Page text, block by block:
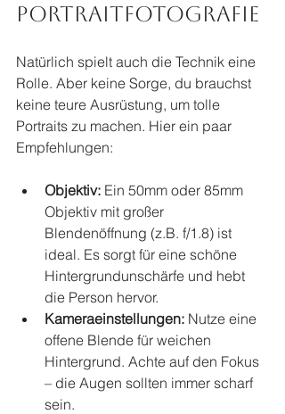
Portraitfotografie
Natürlich spielt auch die Technik eine
Rolle. Aber keine Sorge, du brauchst
keine teure Ausrüstung, um tolle
Portraits zu machen. Hier ein paar
Empfehlungen:
Objektiv: Ein 50mm oder 85mm
Objektiv mit großer
Blendenöffnung (z.B. f/1.8) ist
ideal. Es sorgt für eine schöne
Hintergrundunschärfe und hebt
die Person hervor.
Kameraeinstellungen: Nutze eine
offene Blende für weichen
Hintergrund. Achte auf den Fokus
– die Augen sollten immer scharf
sein.